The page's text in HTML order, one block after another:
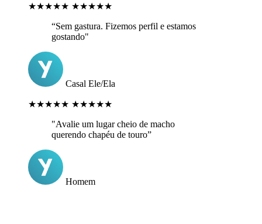
★★★★★ ★★★★★
“Sem gastura. Fizemos perfil e estamos
gostando"
Casal Ele/Ela
★★★★★ ★★★★★
"Avalie um lugar cheio de macho
querendo chapéu de touro”
Homem